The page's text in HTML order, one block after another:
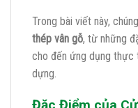
Trong bài viết này,
thép vân gỗ, từ những
cho đến ứng dụng
dựng.